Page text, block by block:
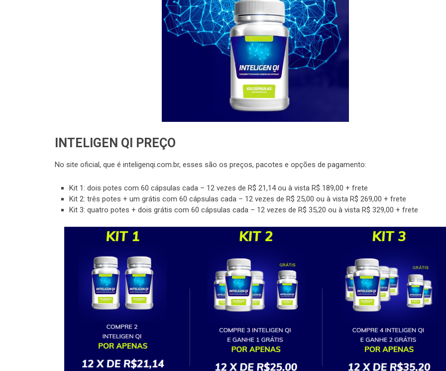
INTELIGEN QI PREÇO
No site oficial, que é inteligenqi.com.br, esses são os preços, pacotes e opções de pagamento:
Kit 1: dois potes com 60 cápsulas cada – 12 vezes de R$ 21,14 ou à vista R$ 189,00 + frete
Kit 2: três potes + um grátis com 60 cápsulas cada – 12 vezes de R$ 25,00 ou à vista R$ 269,00 + frete
Kit 3: quatro potes + dois grátis com 60 cápsulas cada – 12 vezes de R$ 35,20 ou à vista R$ 329,00 + frete